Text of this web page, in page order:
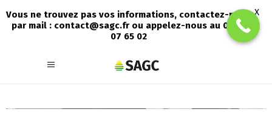
Vous ne trouvez pas vos informations, contactez-nous
par mail : contact@sagc.fr ou appelez-nous au 05 56
07 65 02
X